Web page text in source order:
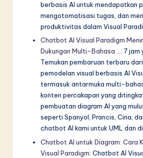
berbasis AI untuk mendapatkan
mengotomatisasi tugas, dan
produktivitas dalam Visual
Chatbot AI Visual Paradigm
Dukungan Multi-Bahasa …: 7 jam
Temukan pembaruan terbaru
pemodelan visual berbasis AI
termasuk antarmuka multi-
konten percakapan yang
pembuatan diagram AI yang
seperti Spanyol, Prancis, Cina,
chatbot AI kami untuk UML dan
Chatbot AI untuk Diagram: Cara
Visual Paradigm: Chatbot AI